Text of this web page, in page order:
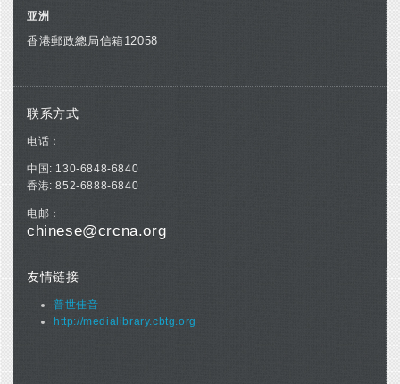
亚洲
香港郵政總局信箱12058
联系方式
电话：
中国: 130-6848-6840
香港: 852-6888-6840
电邮：
chinese@crcna.org
友情链接
普世佳音
http://medialibrary.cbtg.org